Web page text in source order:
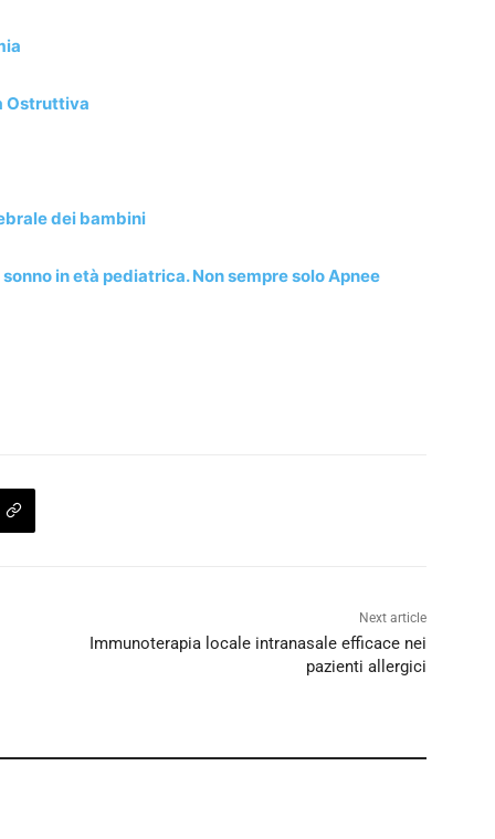
Ostruttiva
dei bambini
in età pediatrica. Non sempre solo Apnee
Next article
Immunoterapia locale intranasale efficace nei
pazienti allergici